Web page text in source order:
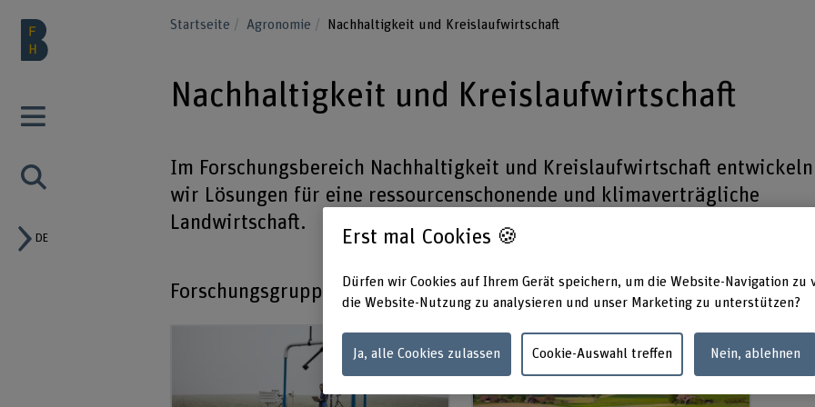
DE
Startseite Agronomie Nachhaltigkeit und Kreislaufwirtschaft
Nachhaltigkeit und Kreislaufwirtschaft
Im Forschungsbereich Nachhaltigkeit und Kreislaufwirtschaft entwickeln
wir Lösungen für eine ressourcenschonende und klimaverträgliche
Landwirtschaft.
Forschungsgruppen:
Erst mal Cookies 🍪
Dürfen wir Cookies auf Ihrem Gerät speichern, um die Website-Navigation zu
die Website-Nutzung zu analysieren und unser Marketing zu unterstützen?
Ja, alle Cookies zulassen Cookie-Auswahl treffen Nein, ablehnen